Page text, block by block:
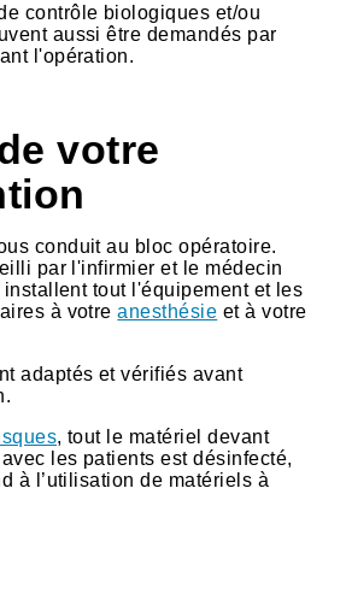
contrôle biologiques et/ou
aussi être demandés par
l'opération.
votre
conduit au bloc opératoire.
par l'infirmier et le médecin
tout l'équipement et les
à votreanesthésie et à votre
adaptés et vérifiés avant
, tout le matériel devant
les patients est désinfecté,
à l’utilisation de matériels à